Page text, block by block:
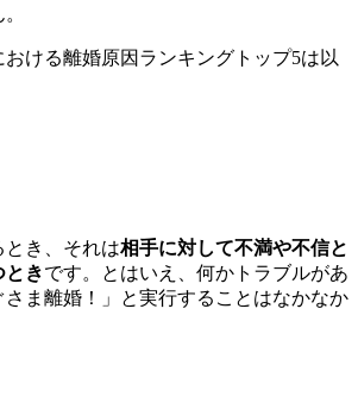
おける離婚原因ランキングトップ5は以
とき、それは相手に対して不満や不信と
ときです。とはいえ、何かトラブルがあ
さま離婚！」と実行することはなかなか